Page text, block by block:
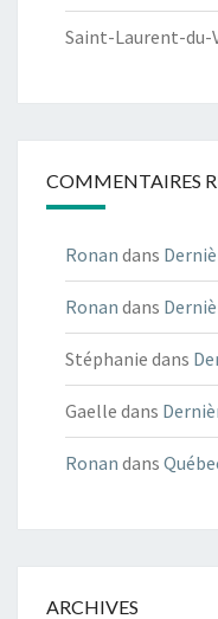
Saint-Laurent-du-
COMMENTAIRES
Ronan dans
Ronan dans
Stéphanie dans
Gaelle dans
Ronan dans
ARCHIVES